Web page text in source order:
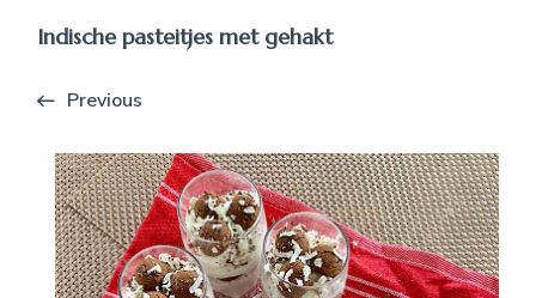
Indische pasteitjes met gehakt
Previous